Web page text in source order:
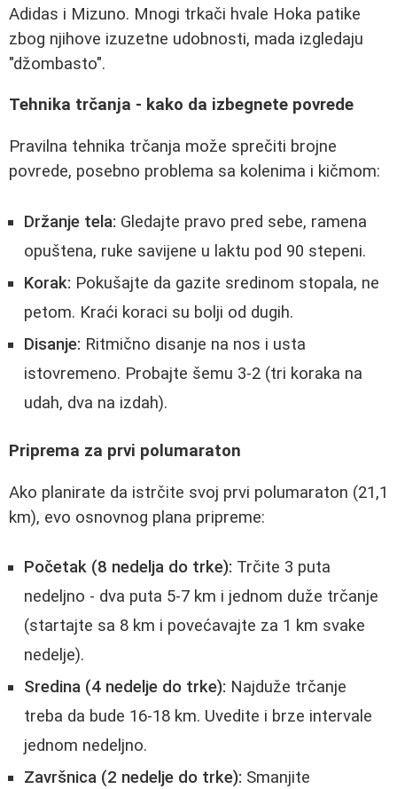
Adidas i Mizuno. Mnogi trkači hvale Hoka patike
zbog njihove izuzetne udobnosti, mada izgledaju
"džombasto".
Tehnika trčanja - kako da izbegnete povrede
Pravilna tehnika trčanja može sprečiti brojne
povrede, posebno problema sa kolenima i kičmom:
Držanje tela: Gledajte pravo pred sebe, ramena
opuštena, ruke savijene u laktu pod 90 stepeni.
Korak: Pokušajte da gazite sredinom stopala, ne
petom. Kraći koraci su bolji od dugih.
Disanje: Ritmično disanje na nos i usta
istovremeno. Probajte šemu 3-2 (tri koraka na
udah, dva na izdah).
Priprema za prvi polumaraton
Ako planirate da istrčite svoj prvi polumaraton (21,1
km), evo osnovnog plana pripreme:
Početak (8 nedelja do trke): Trčite 3 puta
nedeljno - dva puta 5-7 km i jednom duže trčanje
(startajte sa 8 km i povećavajte za 1 km svake
nedelje).
Sredina (4 nedelje do trke): Najduže trčanje
treba da bude 16-18 km. Uvedite i brze intervale
jednom nedeljno.
Završnica (2 nedelje do trke): Smanjite